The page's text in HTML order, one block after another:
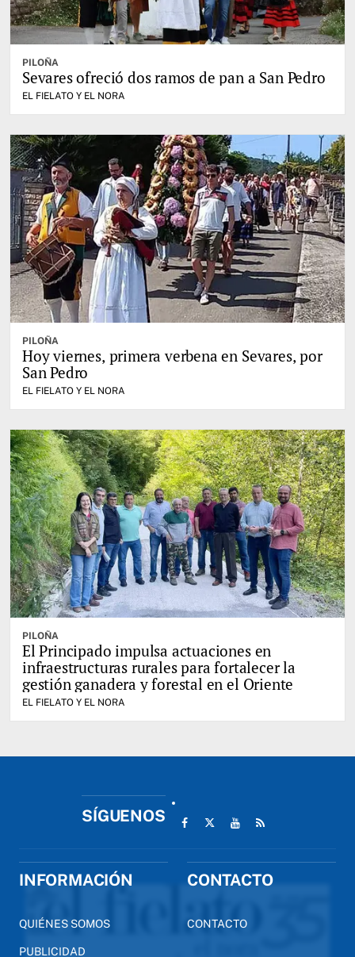
PILOÑA
Sevares ofreció dos ramos de pan a San Pedro
EL FIELATO Y EL NORA
PILOÑA
Hoy viernes, primera verbena en Sevares, por
San Pedro
EL FIELATO Y EL NORA
PILOÑA
El Principado impulsa actuaciones en
infraestructuras rurales para fortalecer la
gestión ganadera y forestal en el Oriente
EL FIELATO Y EL NORA
SÍGUENOS
INFORMACIÓN
QUIÉNES SOMOS
PUBLICIDAD
CONTACTO
CONTACTO